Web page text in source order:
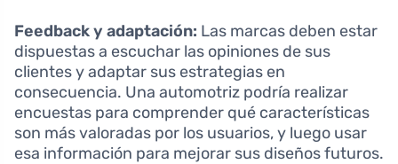
Feedback y adaptación: Las marcas deben estar
dispuestas a escuchar las opiniones de sus
clientes y adaptar sus estrategias en
consecuencia. Una automotriz podría realizar
encuestas para comprender qué características
son más valoradas por los usuarios, y luego usar
esa información para mejorar sus diseños futuros.